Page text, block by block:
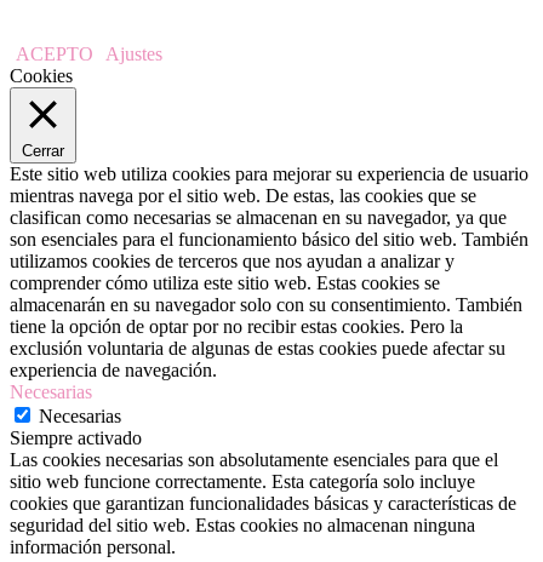
ACEPTO
Ajustes
Cookies
Cerrar
Este sitio web utiliza cookies para mejorar su experiencia de usuario
mientras navega por el sitio web. De estas, las cookies que se
clasifican como necesarias se almacenan en su navegador, ya que
son esenciales para el funcionamiento básico del sitio web. También
utilizamos cookies de terceros que nos ayudan a analizar y
comprender cómo utiliza este sitio web. Estas cookies se
almacenarán en su navegador solo con su consentimiento. También
tiene la opción de optar por no recibir estas cookies. Pero la
exclusión voluntaria de algunas de estas cookies puede afectar su
experiencia de navegación.
Necesarias
Necesarias
Siempre activado
Las cookies necesarias son absolutamente esenciales para que el
sitio web funcione correctamente. Esta categoría solo incluye
cookies que garantizan funcionalidades básicas y características de
seguridad del sitio web. Estas cookies no almacenan ninguna
información personal.